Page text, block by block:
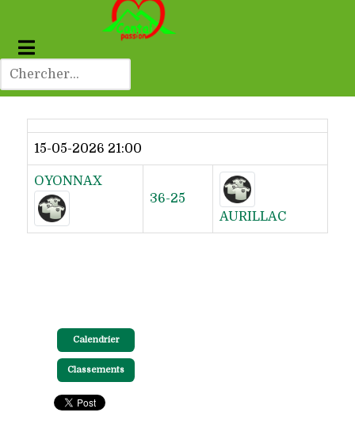
Dernier résultat
15-05-2026 21:00
OYONNAX
36-25
AURILLAC
Calendrier
Classements